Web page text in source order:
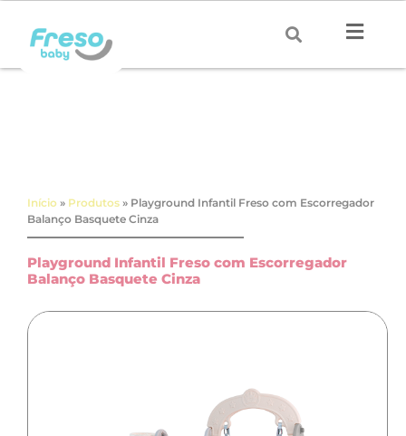
Início » Produtos » Playground Infantil Freso com Escorregador
Balanço Basquete Cinza
Playground Infantil Freso com Escorregador
Balanço Basquete Cinza